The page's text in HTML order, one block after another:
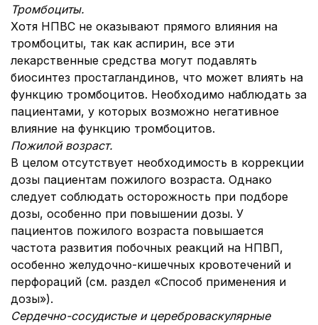
Тромбоциты.
Хотя НПВС не оказывают прямого влияния на
тромбоциты, так как аспирин, все эти
лекарственные средства могут подавлять
биосинтез простагландинов, что может влиять на
функцию тромбоцитов. Необходимо наблюдать за
пациентами, у которых возможно негативное
влияние на функцию тромбоцитов.
Пожилой возраст.
В целом отсутствует необходимость в коррекции
дозы пациентам пожилого возраста. Однако
следует соблюдать осторожность при подборе
дозы, особенно при повышении дозы. У
пациентов пожилого возраста повышается
частота развития побочных реакций на НПВП,
особенно желудочно-кишечных кровотечений и
перфораций (см. раздел «Способ применения и
дозы»).
Сердечно-сосудистые и цереброваскулярные